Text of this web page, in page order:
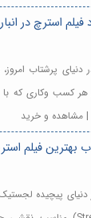
فیلم استرچ در
پرشتاب
هر کسب وکاری که
| مشاهده و خرید
بهترین فیلم
دنیای پیچیده